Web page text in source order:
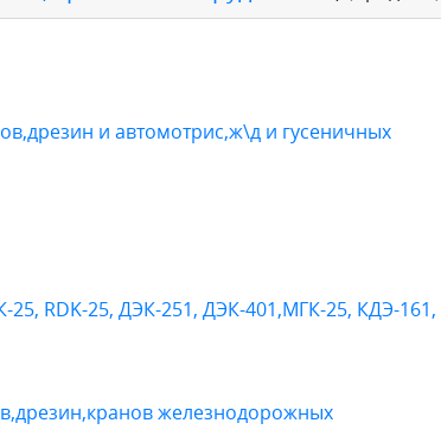
и автомотрис,ж\д и гусеничных
RDK-25, ДЭК-251, ДЭК-401,МГК-25, КДЭ-161,
железнодорожных